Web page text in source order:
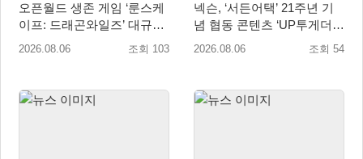
오픈월드 생존 게임 ‘룬스케
이프: 드래곤와일즈’ 대규모
유저 편의성 개선 및 사이드
2026.08.06 조회 103
넥슨, ‘서든어택’ 21주년 기
념 협동 콘텐츠 ‘UP투게더’
업데이트
2026.08.06 조회 54